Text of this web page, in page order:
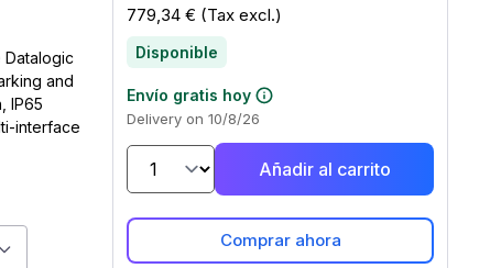
Datalogic
and
IP65
interface
Datalogic PM9501-DPM433RB
779,34 € (Tax excl.)
Disponible
Envío gratis hoy
Delivery on 10/8/26
Añadir al carrito
Comprar ahora